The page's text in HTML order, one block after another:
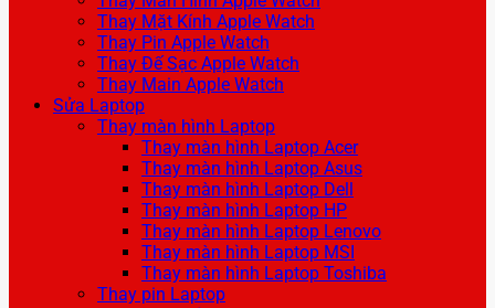
Thay Mặt Kính Apple Watch
Thay Pin Apple Watch
Thay Đế Sạc Apple Watch
Thay Main Apple Watch
Sửa Laptop
Thay màn hình Laptop
Thay màn hình Laptop Acer
Thay màn hình Laptop Asus
Thay màn hình Laptop Dell
Thay màn hình Laptop HP
Thay màn hình Laptop Lenovo
Thay màn hình Laptop MSI
Thay màn hình Laptop Toshiba
Thay pin Laptop